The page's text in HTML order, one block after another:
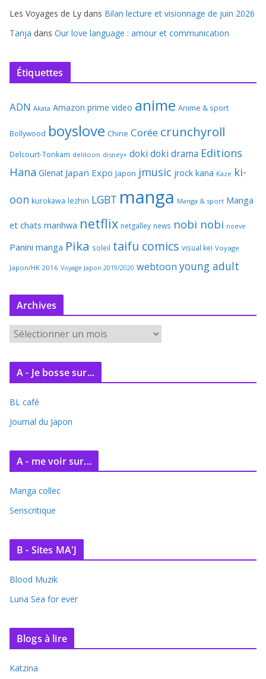
Les Voyages de Ly dans Bilan lecture et visionnage de juin 2026
Tanja dans Our love language : amour et communication
Étiquettes
ADN Akata Amazon prime video anime Anime & sport
Bollywood boyslove Chine Corée crunchyroll
Delcourt-Tonkam delitoon disney+ doki doki drama Editions
Hana Glenat Japan Expo Japon jmusic jrock kana Kaze ki-
oon kurokawa lezhin LGBT manga Manga & sport Manga
et chats manhwa netflix netgalley news nobi nobi noeve
Panini manga Pika soleil taifu comics visual kei Voyage
Japon/HK 2016 Voyage Japon 2019/2020 webtoon young adult
Archives
r
c
v
e
A - Je bosse sur...
BL café
Journal du Japon
A - me voir sur...
Manga collec
Senscritique
B - Sites MA'J
Blood Muzik
Luna Sea for ever
Blogs à lire
Katzina